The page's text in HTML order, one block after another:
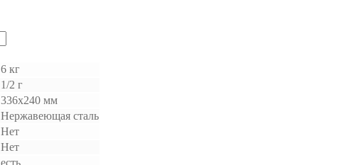
6 кг
1/2 г
336х240 мм
Нержавеющая сталь
Нет
Нет
есть